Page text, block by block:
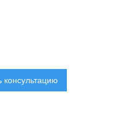
консультацию